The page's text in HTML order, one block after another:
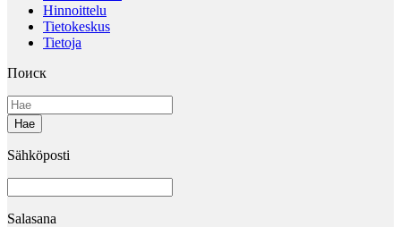
Hinnoittelu
Tietokeskus
Tietoja
Поиск
Sähköposti
Salasana